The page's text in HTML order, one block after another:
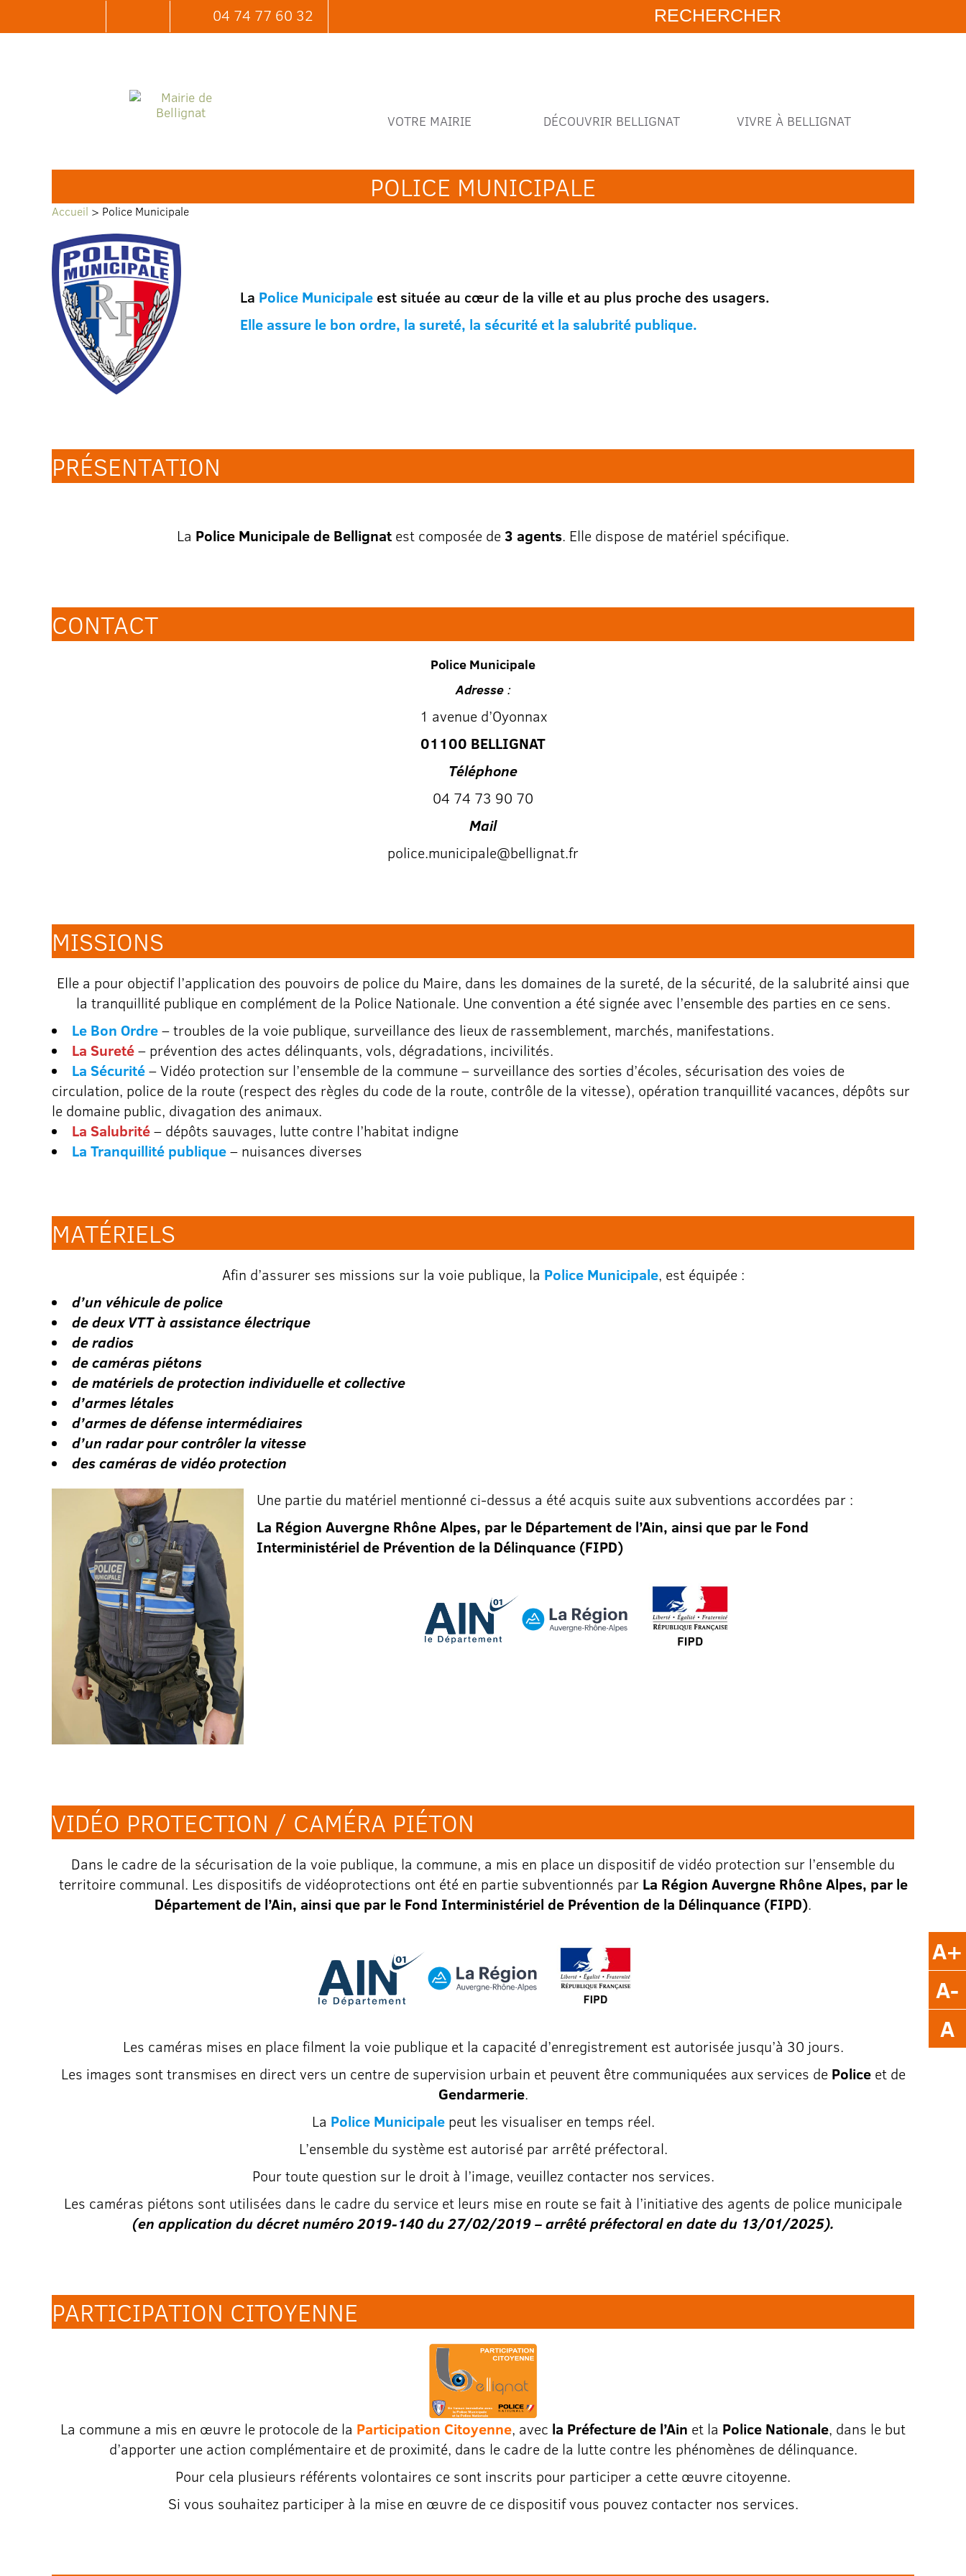
A+
A-
A
04 74 77 60 32
VOTRE MAIRIE DÉCOUVRIR BELLIGNAT VIVRE À BELLIGNAT
POLICE MUNICIPALE
Accueil > Police Municipale
La Police Municipaleest située au cœur de la ville et au plus proche des usagers.
Elle assure le bon ordre, la sureté, la sécurité et la salubrité publique.
PRÉSENTATION
La Police Municipale de Bellignat est composée de3 agents. Elle dispose de matériel spécifique.
CONTACT
Police Municipale
Adresse:
1 avenue d’Oyonnax
01100 BELLIGNAT
Téléphone
04 74 73 90 70
Mail
police.municipale@bellignat.fr
MISSIONS
Elle a pour objectif l’application des pouvoirs de police du Maire, dans les domaines de la sureté, de la sécurité, de la salubrité ainsi que
la tranquillité publique en complément de la Police Nationale. Une convention a été signée avec l’ensemble des parties en ce sens.
Le Bon Ordre– troubles de la voie publique, surveillance des lieux de rassemblement, marchés, manifestations.
La Sureté– prévention des actes délinquants, vols, dégradations, incivilités.
La Sécurité– Vidéo protection sur l’ensemble de la commune – surveillance des sorties d’écoles, sécurisation des voies de
circulation, police de la route (respect des règles du code de la route, contrôle de la vitesse), opération tranquillité vacances, dépôts sur
le domaine public, divagation des animaux.
La Salubrité– dépôts sauvages, lutte contre l’habitat indigne
La Tranquillité publique– nuisances diverses
MATÉRIELS
Afin d’assurer ses missions sur la voie publique, la Police Municipale, est équipée :
d’un véhicule de police
de deux VTT à assistance électrique
de radios
de caméras piétons
de matériels de protection individuelle et collective
d’armes létales
d’armes de défense intermédiaires
d’un radar pour contrôler la vitesse
des caméras de vidéo protection
Une partie du matériel mentionné ci-dessus a été acquis suite aux subventions accordées par :
La Région Auvergne Rhône Alpes, par le Département de l’Ain, ainsi que par le Fond
Interministériel de Prévention de la Délinquance (FIPD)
VIDÉO PROTECTION / CAMÉRA PIÉTON
Dans le cadre de la sécurisation de la voie publique, la commune, a mis en place un dispositif de vidéo protection sur l’ensemble du
territoire communal. Les dispositifs de vidéoprotections ont été en partie subventionnés par La Région Auvergne Rhône Alpes, par le
Département de l’Ain, ainsi que par le Fond Interministériel de Prévention de la Délinquance (FIPD).
Les caméras mises en place filment la voie publique et la capacité d’enregistrement est autorisée jusqu’à 30 jours.
Les images sont transmises en direct vers un centre de supervision urbain et peuvent être communiquées aux services de Policeet de
Gendarmerie.
La Police Municipalepeut les visualiser en temps réel.
L’ensemble du système est autorisé par arrêté préfectoral.
Pour toute question sur le droit à l’image, veuillez contacter nos services.
Les caméras piétons sont utilisées dans le cadre du service et leurs mise en route se fait à l’initiative des agents de police municipale
(en application du décret numéro 2019-140 du 27/02/2019 –arrêté préfectoral en date du 13/01/2025).
PARTICIPATION CITOYENNE
La commune a mis en œuvre le protocole de la Participation Citoyenne, avec la Préfecture de l’Ain et la Police Nationale, dans le but
d’apporter une action complémentaire et de proximité, dans le cadre de la lutte contre les phénomènes de délinquance.
Pour cela plusieurs référents volontaires ce sont inscrits pour participer a cette œuvre citoyenne.
Si vous souhaitez participer à la mise en œuvre de ce dispositif vous pouvez contacter nos services.